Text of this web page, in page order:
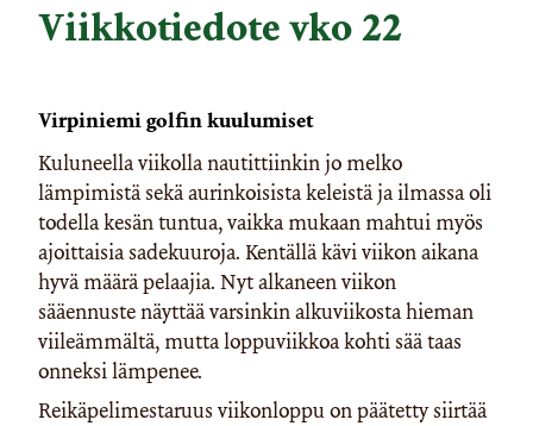
Viikkotiedote vko 22
Virpiniemi golfin kuulumiset
Kuluneella viikolla nautittiinkin jo melko
lämpimistä sekä aurinkoisista keleistä ja ilmassa oli
todella kesän tuntua, vaikka mukaan mahtui myös
ajoittaisia sadekuuroja. Kentällä kävi viikon aikana
hyvä määrä pelaajia. Nyt alkaneen viikon
sääennuste näyttää varsinkin alkuviikosta hieman
viileämmältä, mutta loppuviikkoa kohti sää taas
onneksi lämpenee.
Reikäpelimestaruus viikonloppu on päätetty siirtää